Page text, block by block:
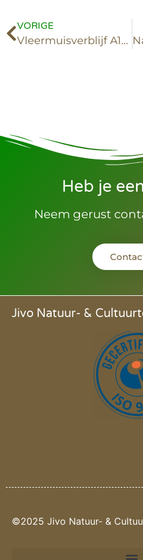
VORIGE
Vleermuisverblijf A18 Park Wehl
Heb je
Neem gerust
Jivo Natuur- &
©2025 Jivo Natuur- &